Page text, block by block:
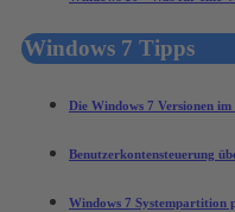
Windows 7 Tipps
Die Windows 7 Versionen
Benutzerkontensteuerung
Windows 7